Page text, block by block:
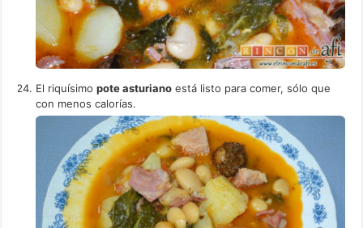
El riquísimopote asturiano está listo para comer, sólo que
con menos calorías.